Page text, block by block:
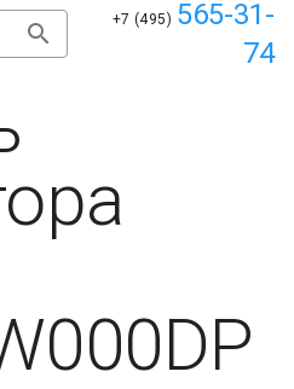
+7 (495) 565-31-
74